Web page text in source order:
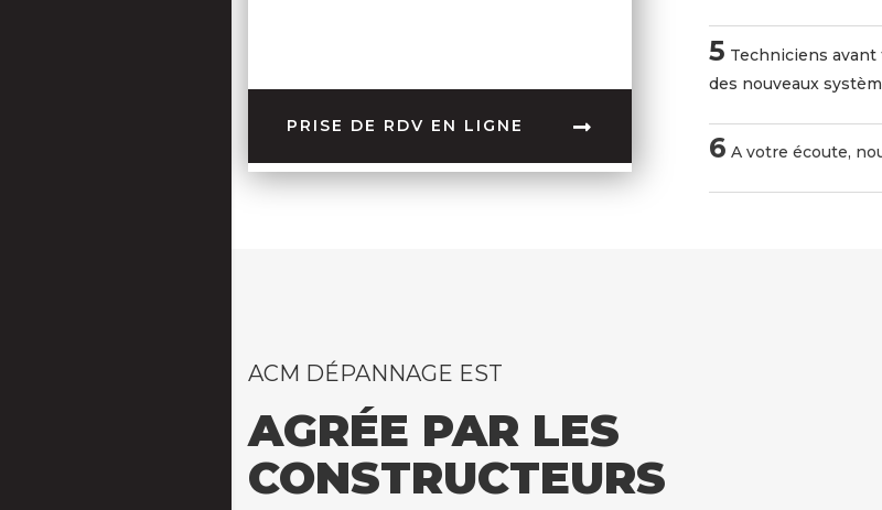
PRISE DE RDV EN LIGNE
5 Techniciens
des nouveaux
6 A votre écoute,
ACM DÉPANNAGE EST
AGRÉE PAR LES
CONSTRUCTEURS